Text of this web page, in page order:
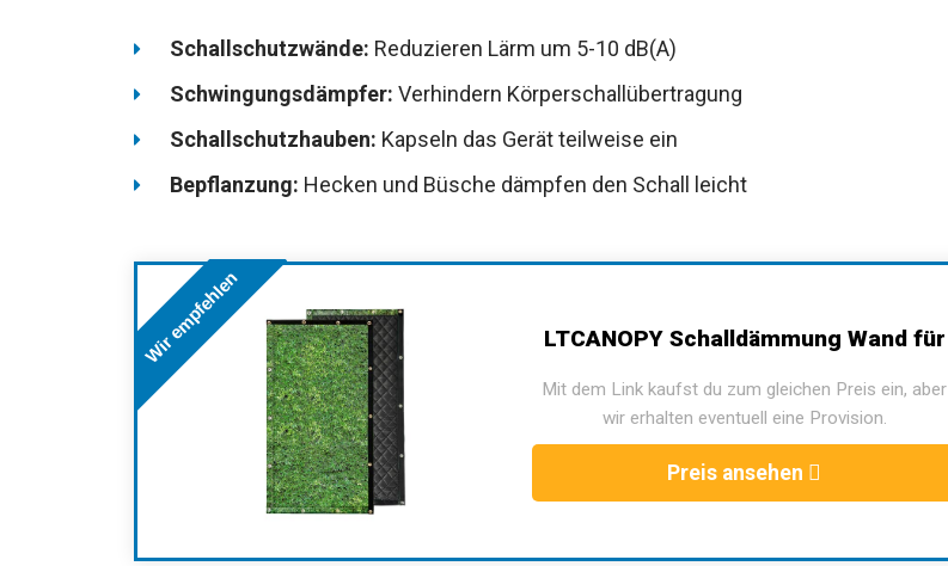
Schallschutzwände: Reduzieren Lärm um 5-10 dB(A)
Schwingungsdämpfer: Verhindern Körperschallübertragung
Schallschutzhauben: Kapseln das Gerät teilweise ein
Bepflanzung: Hecken und Büsche dämpfen den Schall leicht
Wir empfehlen LTCANOPY Schalldämmung Wand für
Mit dem Link kaufst du zum gleichen Preis ein, aber
wir erhalten eventuell eine Provision.
Preis ansehen